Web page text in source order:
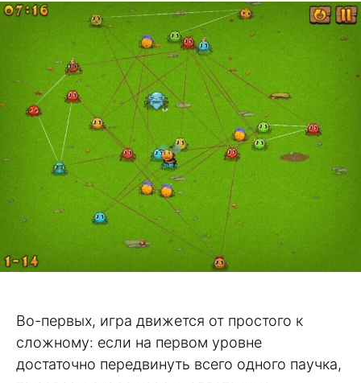
Во-первых, игра движется от простого к
сложному: если на первом уровне
достаточно передвинуть всего одного паучка,